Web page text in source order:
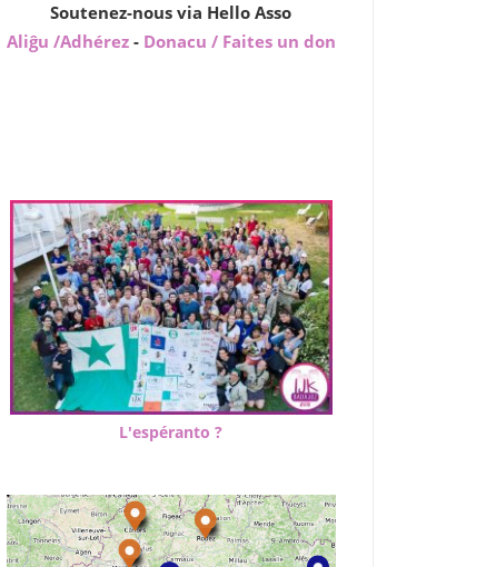
Soutenez-nous via Hello Asso
Aliĝu /Adhérez - Donacu / Faites un don
L'espéranto ?